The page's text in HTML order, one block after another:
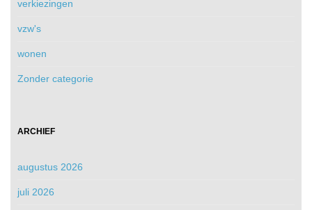
verkiezingen
vzw's
wonen
Zonder categorie
ARCHIEF
augustus 2026
juli 2026